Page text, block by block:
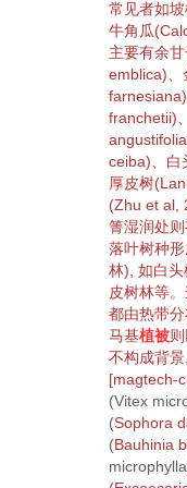
常见者如
牛角瓜(
主要有余
emblica)、
farnesiana)
franchetii)、
angustifolia
ceiba)、 白
厚皮树(
(Zhu et al,
箐湿润处
落叶树种
林), 如白头
皮树林等
都由热带
马基植被则
不构成背
[magtech-
(Vitex
(Sophora
(Bauhinia
microphylla